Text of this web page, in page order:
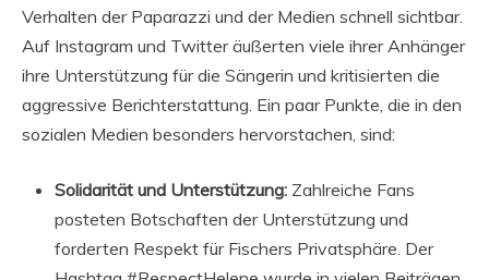
Verhalten der Paparazzi und der Medien schnell sichtbar.
Auf Instagram und Twitter äußerten viele ihrer Anhänger
ihre Unterstützung für die Sängerin und kritisierten die
aggressive Berichterstattung. Ein paar Punkte, die in den
sozialen Medien besonders hervorstachen, sind:
Solidarität und Unterstützung: Zahlreiche Fans
posteten Botschaften der Unterstützung und
forderten Respekt für Fischers Privatsphäre. Der